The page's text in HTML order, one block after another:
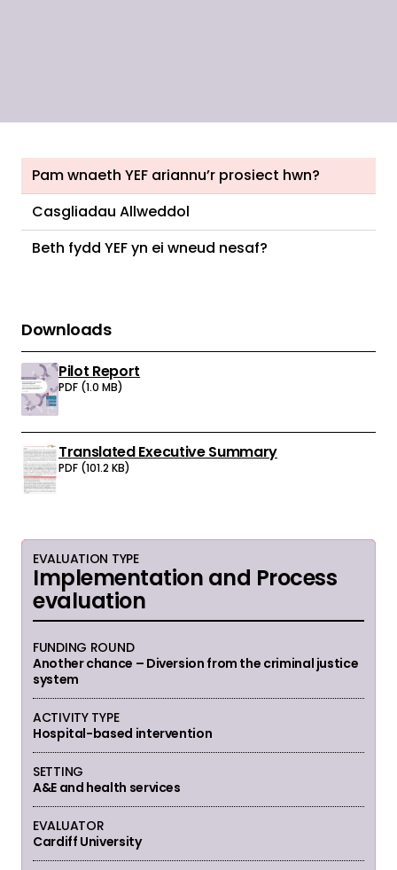
Pam wnaeth YEF ariannu’r prosiect hwn?
Casgliadau Allweddol
Beth fydd YEF yn ei wneud nesaf?
Downloads
Download:
Pilot Report
PDF (1.0 MB)
Download:
Translated Executive Summary
PDF (101.2 KB)
EVALUATION TYPE
Implementation and Process
evaluation
FUNDING ROUND
Another chance – Diversion from the criminal justice
system
ACTIVITY TYPE
Hospital-based intervention
SETTING
A&E and health services
EVALUATOR
Cardiff University